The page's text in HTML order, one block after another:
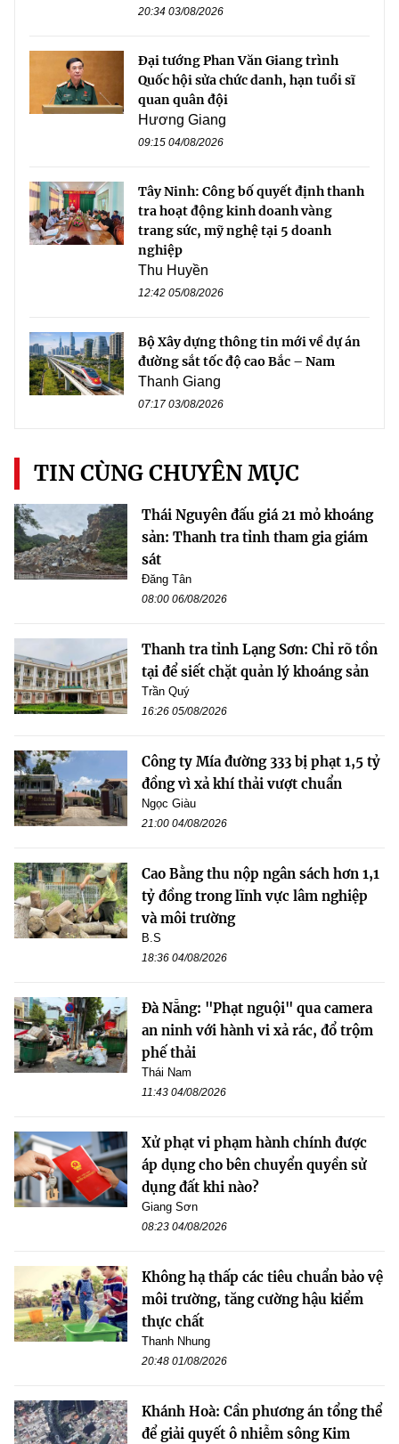
20:34 03/08/2026
Đại tướng Phan Văn Giang trình
Quốc hội sửa chức danh, hạn tuổi sĩ
quan quân đội
Hương Giang
09:15 04/08/2026
Tây Ninh: Công bố quyết định thanh
tra hoạt động kinh doanh vàng
trang sức, mỹ nghệ tại 5 doanh
nghiệp
Thu Huyền
12:42 05/08/2026
Bộ Xây dựng thông tin mới về dự án
đường sắt tốc độ cao Bắc – Nam
Thanh Giang
07:17 03/08/2026
TIN CÙNG CHUYÊN MỤC
Thái Nguyên đấu giá 21 mỏ khoáng
sản: Thanh tra tỉnh tham gia giám
sát
Đăng Tân
08:00 06/08/2026
Thanh tra tỉnh Lạng Sơn: Chỉ rõ tồn
tại để siết chặt quản lý khoáng sản
Trần Quý
16:26 05/08/2026
Công ty Mía đường 333 bị phạt 1,5 tỷ
đồng vì xả khí thải vượt chuẩn
Ngọc Giàu
21:00 04/08/2026
Cao Bằng thu nộp ngân sách hơn 1,1
tỷ đồng trong lĩnh vực lâm nghiệp
và môi trường
B.S
18:36 04/08/2026
Đà Nẵng: "Phạt nguội" qua camera
an ninh với hành vi xả rác, đổ trộm
phế thải
Thái Nam
11:43 04/08/2026
Xử phạt vi phạm hành chính được
áp dụng cho bên chuyển quyền sử
dụng đất khi nào?
Giang Sơn
08:23 04/08/2026
Không hạ thấp các tiêu chuẩn bảo vệ
môi trường, tăng cường hậu kiểm
thực chất
Thanh Nhung
20:48 01/08/2026
Khánh Hoà: Cần phương án tổng thể
để giải quyết ô nhiễm sông Kim